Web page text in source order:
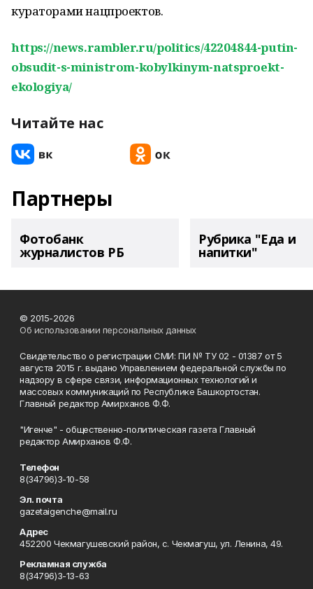
кураторами нацпроектов.
https://news.rambler.ru/politics/42204844-putin-
obsudit-s-ministrom-kobylkinym-natsproekt-
ekologiya/
Читайте нас
Партнеры
Фотобанк
журналистов РБ
Рубрика "Еда и
напитки"
© 2015-2026
Об использовании персональных данных
Свидетельство о регистрации СМИ: ПИ № ТУ 02 - 01387 от 5
августа 2015 г. выдано Управлением федеральной службы по
надзору в сфере связи, информационных технологий и
массовых коммуникаций по Республике Башкортостан.
Главный редактор Амирханов Ф.Ф.
"Игенче" - общественно-политическая газета Главный
редактор Амирханов Ф.Ф.
Телефон
8(34796)3-10-58
Эл. почта
gazetaigenche@mail.ru
Адрес
452200 Чекмагушевский район, с. Чекмагуш, ул. Ленина, 49.
Рекламная служба
8(34796)3-13-63